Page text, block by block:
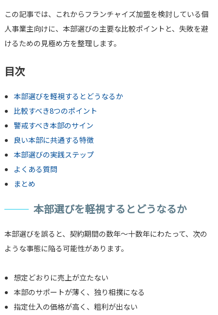
この記事では、これからフランチャイズ加盟を検討している個
人事業主向けに、本部選びの主要な比較ポイントと、失敗を避
けるための見極め方を整理します。
目次
本部選びを軽視するとどうなるか
比較すべき8つのポイント
警戒すべき本部のサイン
良い本部に共通する特徴
本部選びの実践ステップ
よくある質問
まとめ
本部選びを軽視するとどうなるか
本部選びを誤ると、契約期間の数年〜十数年にわたって、次の
ような事態に陥る可能性があります。
想定どおりに売上が立たない
本部のサポートが薄く、独り相撲になる
指定仕入の価格が高く、粗利が出ない